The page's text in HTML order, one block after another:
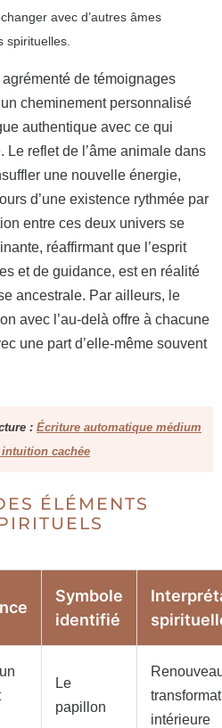
avec d’autres âmes
spirituelles.
de témoignages
cheminement personnalisé
authentique avec ce qui
reflet de l’âme animale dans
une nouvelle énergie,
d’une existence rythmée par
entre ces deux univers se
réaffirmant que l’esprit
et de guidance, est en réalité
ancestrale. Par ailleurs, le
avec l’au-delà offre à chacune
une part d’elle-même souvent
: Écriture automatique médium
cachée
ÉLÉMENTS
Symbole
identifié
Le
papillon
intérieure